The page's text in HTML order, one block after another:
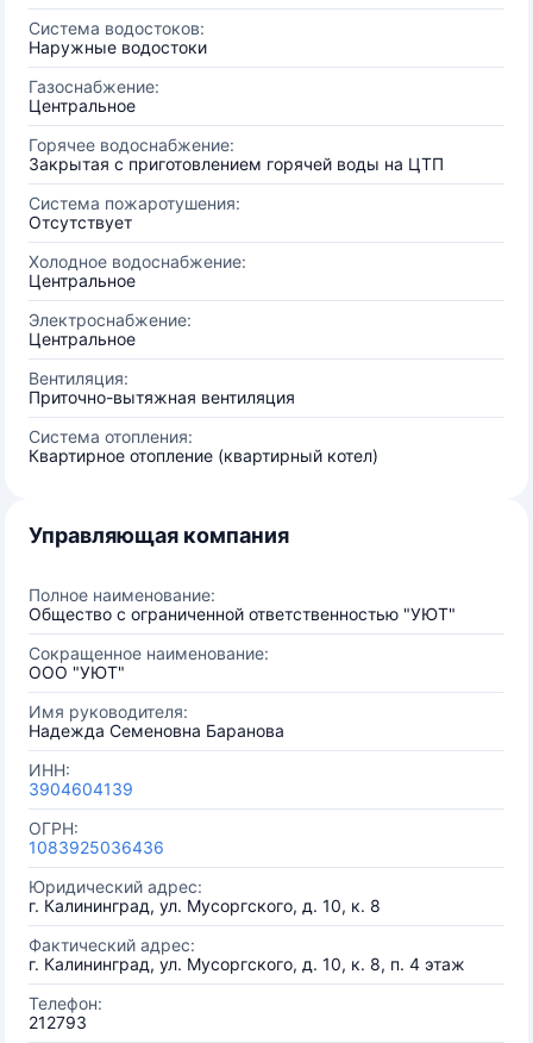
Система водостоков:
Наружные водостоки
Газоснабжение:
Центральное
Горячее водоснабжение:
Закрытая с приготовлением горячей воды на ЦТП
Система пожаротушения:
Отсутствует
Холодное водоснабжение:
Центральное
Электроснабжение:
Центральное
Вентиляция:
Приточно-вытяжная вентиляция
Система отопления:
Квартирное отопление (квартирный котел)
Управляющая компания
Полное наименование:
Общество с ограниченной ответственностью "УЮТ"
Сокращенное наименование:
ООО "УЮТ"
Имя руководителя:
Надежда Семеновна Баранова
ИНН:
3904604139
ОГРН:
1083925036436
Юридический адрес:
г. Калининград, ул. Мусоргского, д. 10, к. 8
Фактический адрес:
г. Калининград, ул. Мусоргского, д. 10, к. 8, п. 4 этаж
Телефон:
212793